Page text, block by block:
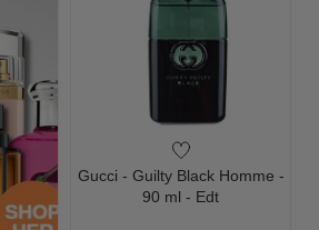
Gucci - Guilty Black Homme -
90 ml - Edt